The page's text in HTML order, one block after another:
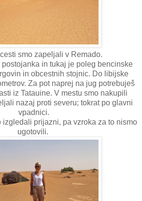
smo zapeljali v Remado.
in tukaj je poleg bencinske
in obcestnih stojnic. Do libijske
Za pot naprej na jug potrebuješ
iz Tatauine. V mestu smo nakupili
nazaj proti severu; tokrat po glavni
vpadnici.
izgledali prijazni, pa vzroka za to nismo
ugotovili.